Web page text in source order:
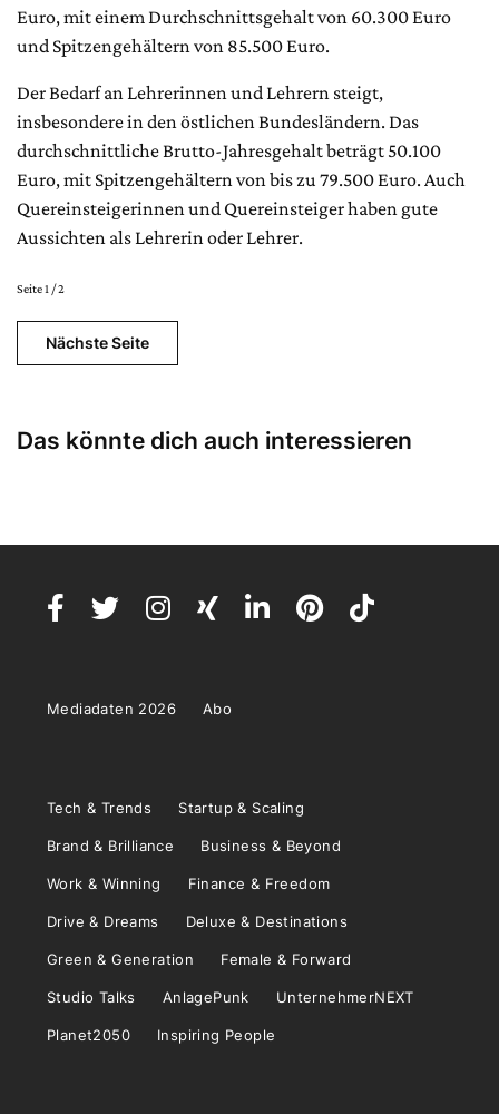
Euro, mit einem Durchschnittsgehalt von 60.300 Euro
und Spitzengehältern von 85.500 Euro.
Der Bedarf an Lehrerinnen und Lehrern steigt,
insbesondere in den östlichen Bundesländern. Das
durchschnittliche Brutto-Jahresgehalt beträgt 50.100
Euro, mit Spitzengehältern von bis zu 79.500 Euro. Auch
Quereinsteigerinnen und Quereinsteiger haben gute
Aussichten als Lehrerin oder Lehrer.
Seite 1 / 2
Nächste Seite
Das könnte dich auch interessieren
Mediadaten 2026 Abo
Tech & Trends Startup & Scaling
Brand & Brilliance Business & Beyond
Work & Winning Finance & Freedom
Drive & Dreams Deluxe & Destinations
Green & Generation Female & Forward
Studio Talks AnlagePunk UnternehmerNEXT
Planet2050 Inspiring People